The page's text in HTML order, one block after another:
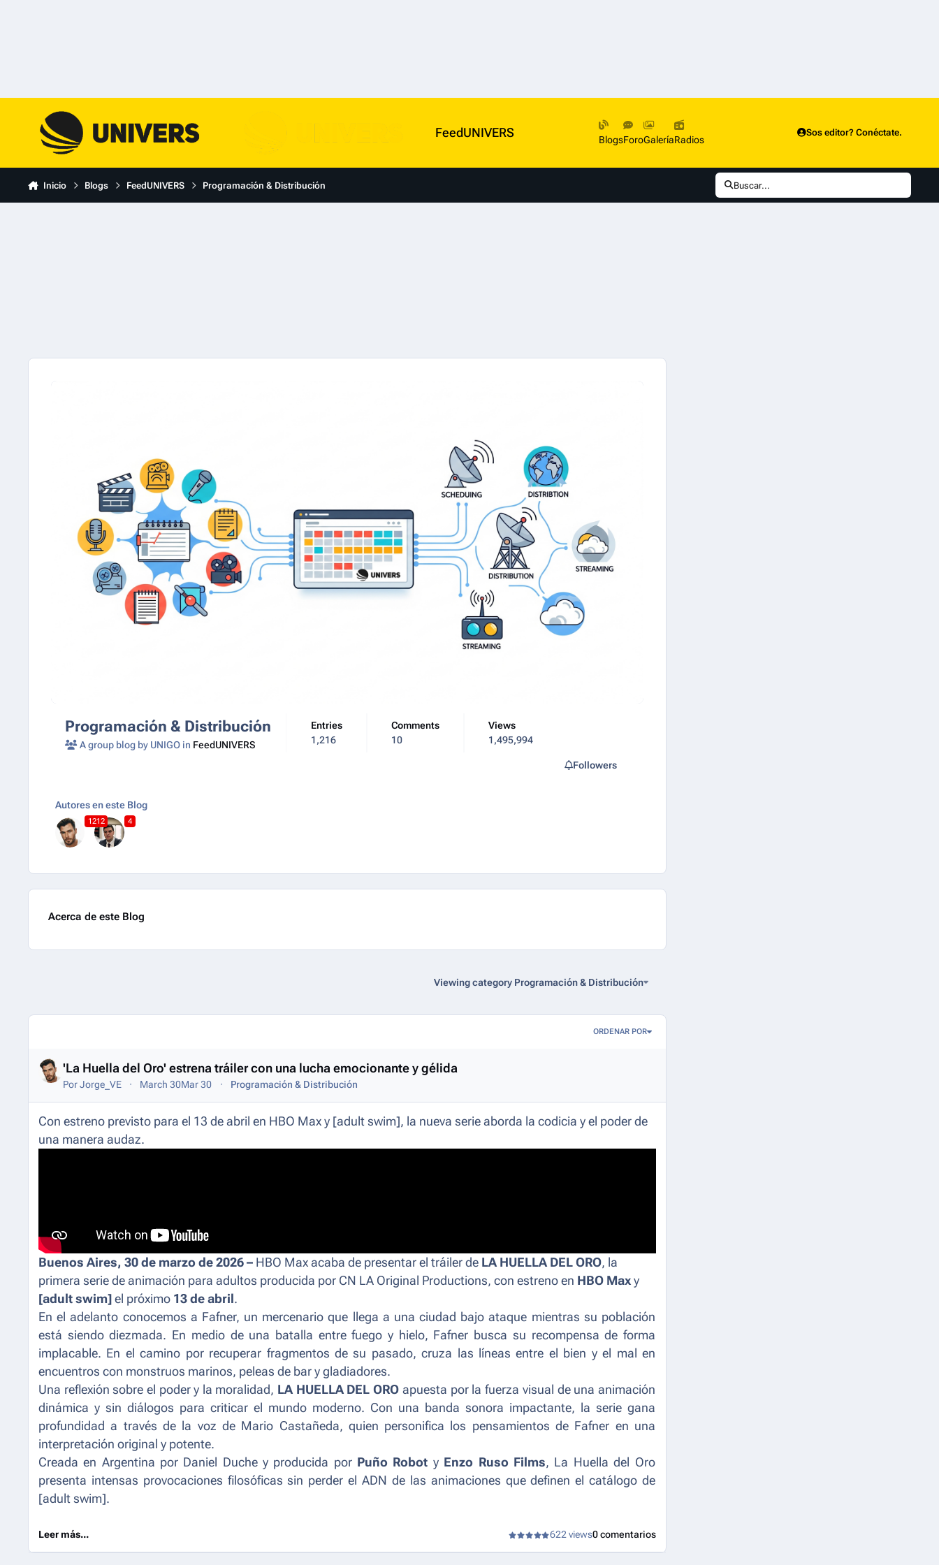
FeedUNIVERS BlogsForoGaleríaRadios
Sos editor? Conéctate.
Inicio Blogs FeedUNIVERS Programación & Distribución Buscar...
Programación & Distribución
A group blog by UNIGO in FeedUNIVERS
Entries
1,216
Comments
10
Views
1,495,994
Followers
Autores en este Blog
1212 4
Acerca de este Blog
Viewing category Programación & Distribución
Entries in this blog
ORDENAR POR
'La Huella del Oro' estrena tráiler con una lucha emocionante y gélida
PorJorge_VE March 30Mar 30 Programación & Distribución
Con estreno previsto para el 13 de abril en HBO Max y [adult swim], la nueva serie aborda la codicia y el poder de
una manera audaz.
Buenos Aires, 30 de marzo de 2026 – HBO Max acaba de presentar el tráiler de LA HUELLA DEL ORO, la
primera serie de animación para adultos producida por CN LA Original Productions, con estreno en HBO Max y
[adult swim] el próximo 13 de abril.
En el adelanto conocemos a Fafner, un mercenario que llega a una ciudad bajo ataque mientras su población
está siendo diezmada. En medio de una batalla entre fuego y hielo, Fafner busca su recompensa de forma
implacable. En el camino por recuperar fragmentos de su pasado, cruza las líneas entre el bien y el mal en
encuentros con monstruos marinos, peleas de bar y gladiadores.
Una reflexión sobre el poder y la moralidad, LA HUELLA DEL ORO apuesta por la fuerza visual de una animación
dinámica y sin diálogos para criticar el mundo moderno. Con una banda sonora impactante, la serie gana
profundidad a través de la voz de Mario Castañeda, quien personifica los pensamientos de Fafner en una
interpretación original y potente.
Creada en Argentina por Daniel Duche y producida por Puño Robot y Enzo Ruso Films, La Huella del Oro
presenta intensas provocaciones filosóficas sin perder el ADN de las animaciones que definen el catálogo de
[adult swim].
Leer más... 622 views0 comentarios